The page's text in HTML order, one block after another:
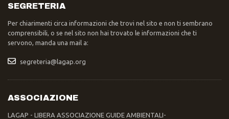
SEGRETERIA
Per chiarimenti circa informazioni che trovi nel sito e non ti sembrano
comprensibili, o se nel sito non hai trovato le informazioni che ti
servono, manda una mail a:
segreteria@lagap.org
ASSOCIAZIONE
LAGAP - LIBERA ASSOCIAZIONE GUIDE AMBIENTALI-